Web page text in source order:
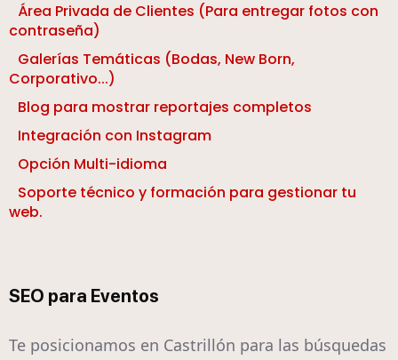
Área Privada de Clientes (Para entregar fotos con
contraseña)
Galerías Temáticas (Bodas, New Born,
Corporativo...)
Blog para mostrar reportajes completos
Integración con Instagram
Opción Multi-idioma
Soporte técnico y formación para gestionar tu
web.
SEO para Eventos
Te posicionamos en Castrillón para las búsquedas